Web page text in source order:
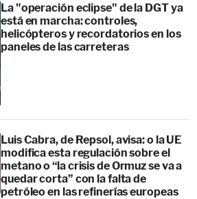
La "operación eclipse" de la DGT ya
está en marcha: controles,
helicópteros y recordatorios en los
paneles de las carreteras
Luis Cabra, de Repsol, avisa: o la UE
modifica esta regulación sobre el
metano o “la crisis de Ormuz se va a
quedar corta” con la falta de
petróleo en las refinerías europeas